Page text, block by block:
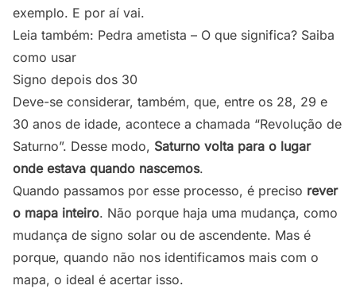
exemplo. E por aí vai.
Leia também: Pedra ametista – O que significa? Saiba
como usar
Signo depois dos 30
Deve-se considerar, também, que, entre os 28, 29 e
30 anos de idade, acontece a chamada “Revolução de
Saturno”. Desse modo, Saturno volta para o lugar
onde estava quando nascemos.
Quando passamos por esse processo, é preciso rever
o mapa inteiro. Não porque haja uma mudança, como
mudança de signo solar ou de ascendente. Mas é
porque, quando não nos identificamos mais com o
mapa, o ideal é acertar isso.